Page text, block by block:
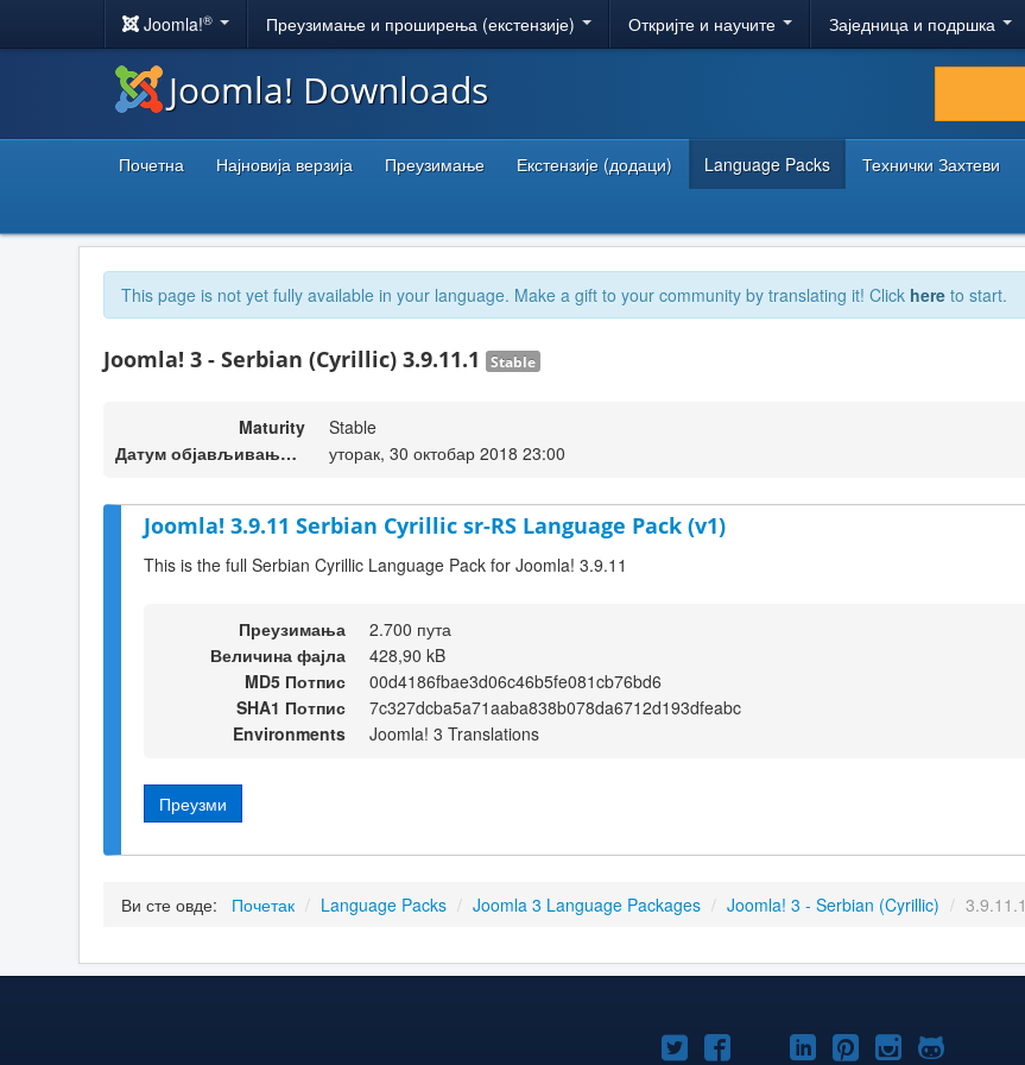
Joomla!® Преузимање и проширења (екстензије) Откријте и научите Заједница и подршка
Joomla! Downloads
Почетна Најновија верзија Преузимање Екстензије (додаци) Language Packs Технички Захтеви
This page is not yet fully available in your language. Make a gift to your community by translating it! Click here to start.
Joomla! 3 - Serbian (Cyrillic) 3.9.11.1 Stable
Maturity
Stable
Датум објављивања верзије
уторак, 30 октобар 2018 23:00
Joomla! 3.9.11 Serbian Cyrillic sr-RS Language Pack (v1)
This is the full Serbian Cyrillic Language Pack for Joomla! 3.9.11
Преузимања
2.700 пута
Величина фајла
428,90 kB
MD5 Потпис
00d4186fbae3d06c46b5fe081cb76bd6
SHA1 Потпис
7c327dcba5a71aaba838b078da6712d193dfeabc
Environments
Joomla! 3 Translations
Преузми
Ви сте овде: Почетак / Language Packs / Joomla 3 Language Packages / Joomla! 3 - Serbian (Cyrillic) / 3.9.11.1
Joomla!Joomla!Joomla!
Joomla!Joomla!
Joomla!Joomla!